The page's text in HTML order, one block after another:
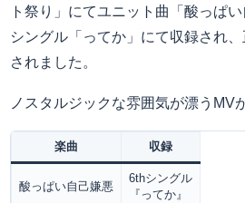
ト祭り」にてユニット曲「酸っぱ
シングル「ってか」にて収録され
されました。
ノスタルジックな雰囲気が漂うMV
楽曲 収録
酸っぱい自己嫌悪
6thシングル
『ってか』